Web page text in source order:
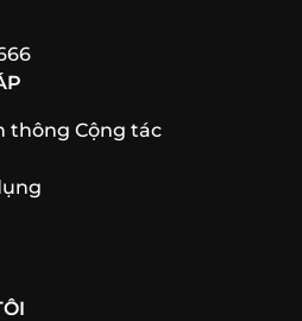
thông Cộng tác